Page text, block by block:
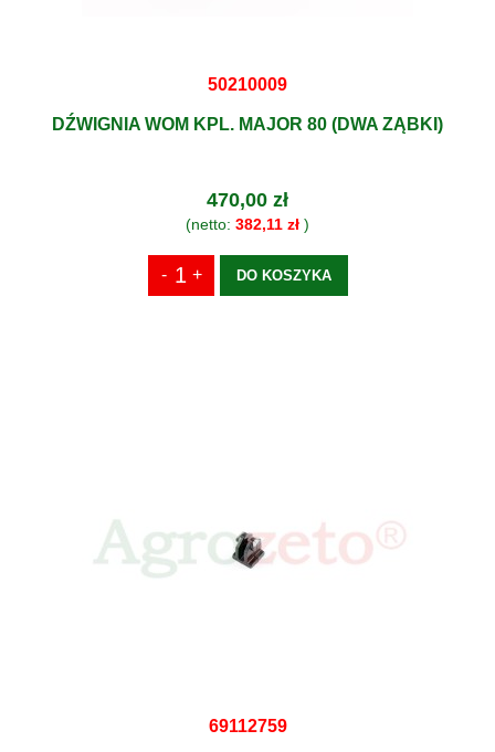
50210009
DŹWIGNIA WOM KPL. MAJOR 80 (DWA ZĄBKI)
470,00 zł
(netto: 382,11 zł )
DO KOSZYKA
69112759